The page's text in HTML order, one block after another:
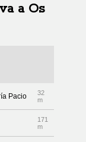
a Os
Pacio
32
m
171
m